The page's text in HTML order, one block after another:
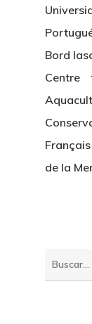
Bord
Centre
de la